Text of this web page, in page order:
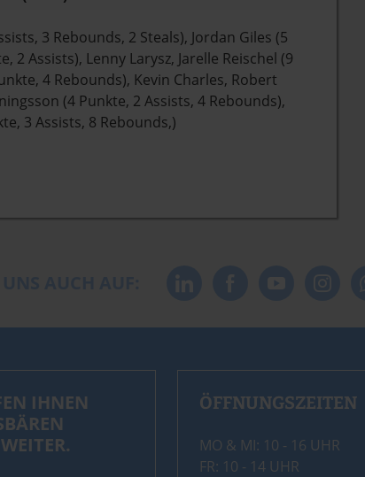
3 Rebounds, 2 Steals), Jordan Giles (5
2 Assists), Lenny Larysz, Jarelle Reischel (9
4 Rebounds), Kevin Charles, Robert
(4 Punkte, 2 Assists, 4 Rebounds),
3 Assists, 8 Rebounds,)
IHNEN
ÖFFNUNGSZEITEN
MO & MI: 10 - 16 UHR
FR: 10 - 14 UHR